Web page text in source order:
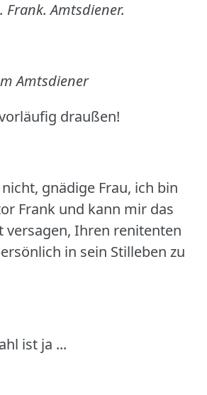
Frank. Amtsdiener.
Amtsdiener
draußen!
gnädige Frau, ich bin
Frank und kann mir das
versagen, Ihren renitenten
in sein Stilleben zu
ist ja ...